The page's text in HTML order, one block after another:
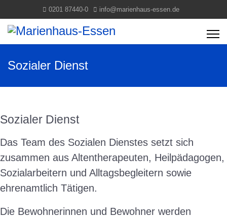
0201 87440-0 info@marienhaus-essen.de
Sozialer Dienst
Sozialer Dienst
Das Team des Sozialen Dienstes setzt sich
zusammen aus Altentherapeuten, Heilpädagogen,
Sozialarbeitern und Alltagsbegleitern sowie
ehrenamtlich Tätigen.
Die Bewohnerinnen und Bewohner werden